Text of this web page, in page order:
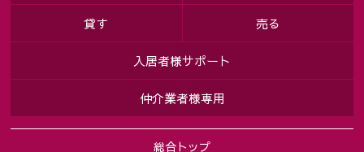
総合トップ
貸す 売る
入居者様サポート
仲介業者様専用